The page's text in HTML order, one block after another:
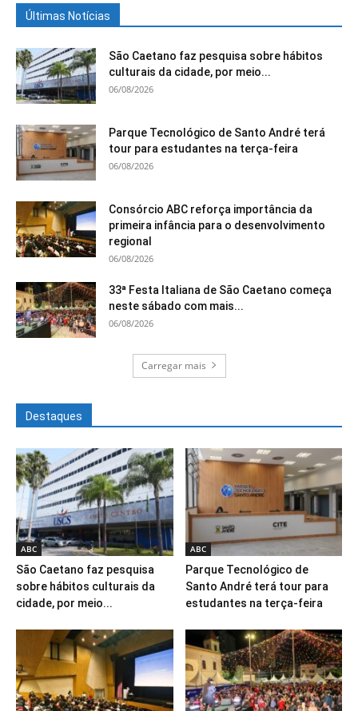
Últimas Notícias
São Caetano faz pesquisa sobre hábitos
culturais da cidade, por meio...
06/08/2026
Parque Tecnológico de Santo André terá
tour para estudantes na terça-feira
06/08/2026
Consórcio ABC reforça importância da
primeira infância para o desenvolvimento
regional
06/08/2026
33ª Festa Italiana de São Caetano começa
neste sábado com mais...
06/08/2026
Carregar mais
Destaques
ABC
São Caetano faz pesquisa
sobre hábitos culturais da
cidade, por meio...
ABC
Parque Tecnológico de
Santo André terá tour para
estudantes na terça-feira